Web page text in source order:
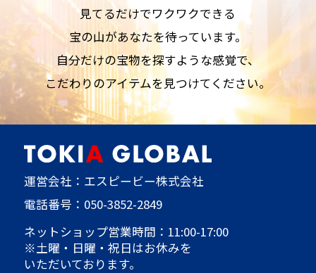
見てるだけでワクワクできる
宝の山があなたを待っています。
自分だけの宝物を探すような感覚で、
こだわりのアイテムを見つけてください。
運営会社：エスピービー株式会社
電話番号： 050-3852-2849
ネットショップ営業時間：11:00-17:00
※土曜・日曜・祝日はお休みを
いただいております。